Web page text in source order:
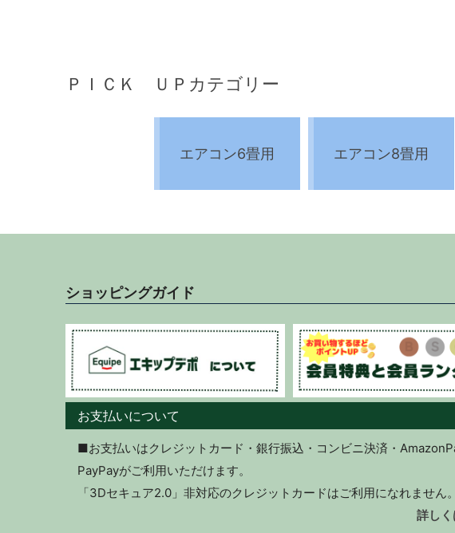
ＰＩＣＫ ＵＰカテゴリー
エアコン6畳用 エアコン8畳用
ショッピングガイド
お支払いについて
■お支払いはクレジットカード・銀行振込・コンビニ決済・
PayPayがご利用いただけます。
「3Dセキュア2.0」非対応のクレジットカードはご利用になれません。
詳しく